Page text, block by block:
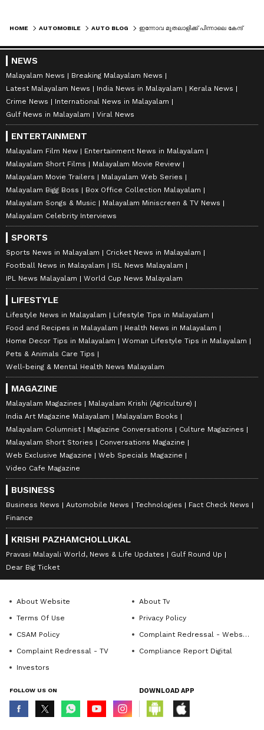
HOME AUTOMOBILE AUTO BLOG ഇന്നോവ മുതലാളിക്ക് പിന്നാലെ കേന്ദ്രത്തിന്‍റെ മനസറിഞ്ഞ് ആക്ടിവ മുതലാളിയും!
NEWS
Malayalam News
Breaking Malayalam News
Latest Malayalam News
India News in Malayalam
Kerala News
Crime News
International News in Malayalam
Gulf News in Malayalam
Viral News
ENTERTAINMENT
Malayalam Film New
Entertainment News in Malayalam
Malayalam Short Films
Malayalam Movie Review
Malayalam Movie Trailers
Malayalam Web Series
Malayalam Bigg Boss
Box Office Collection Malayalam
Malayalam Songs & Music
Malayalam Miniscreen & TV News
Malayalam Celebrity Interviews
SPORTS
Sports News in Malayalam
Cricket News in Malayalam
Football News in Malayalam
ISL News Malayalam
IPL News Malayalam
World Cup News Malayalam
LIFESTYLE
Lifestyle News in Malayalam
Lifestyle Tips in Malayalam
Food and Recipes in Malayalam
Health News in Malayalam
Home Decor Tips in Malayalam
Woman Lifestyle Tips in Malayalam
Pets & Animals Care Tips
Well-being & Mental Health News Malayalam
MAGAZINE
Malayalam Magazines
Malayalam Krishi (Agriculture)
India Art Magazine Malayalam
Malayalam Books
Malayalam Columnist
Magazine Conversations
Culture Magazines
Malayalam Short Stories
Conversations Magazine
Web Exclusive Magazine
Web Specials Magazine
Video Cafe Magazine
BUSINESS
Business News Automobile News Technologies
Fact Check News
Finance
KRISHI PAZHAMCHOLLUKAL
Pravasi Malayali World, News & Life Updates
Gulf Round Up
Dear Big Ticket
About Website
About Tv
Terms Of Use
Privacy Policy
CSAM Policy
Complaint Redressal - Website
Complaint Redressal - TV
Compliance Report Digital
Investors
FOLLOW US ON DOWNLOAD APP